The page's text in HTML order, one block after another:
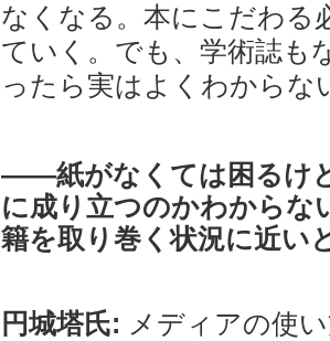
なくなる。本にこだわる
ていく。でも、学術誌も
ったら実はよくわからな
――紙がなくては困るけ
に成り立つのかわからな
籍を取り巻く状況に近い
円城塔氏: メディアの使